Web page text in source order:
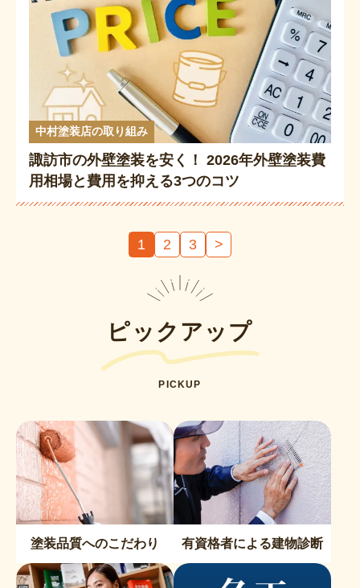
中村塗装店の取り組み
諏訪市の外壁塗装を安く！ 2026年外壁塗装費
用相場と費用を抑える3つのコツ
1 2 3 >
ピックアップ
PICKUP
塗装品質へのこだわり 有資格者による建物診断